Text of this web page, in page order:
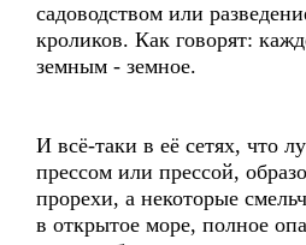
садоводством или
кроликов. Как говорят:
земным - земное.
И всё-таки в её сетях, что
прессом или прессой,
прорехи, а некоторые
в открытое море, полное